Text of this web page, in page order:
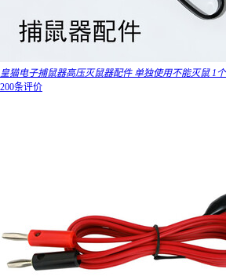
皇猫电子捕鼠器高压灭鼠器配件 单独使用不能灭鼠 1
200条评价